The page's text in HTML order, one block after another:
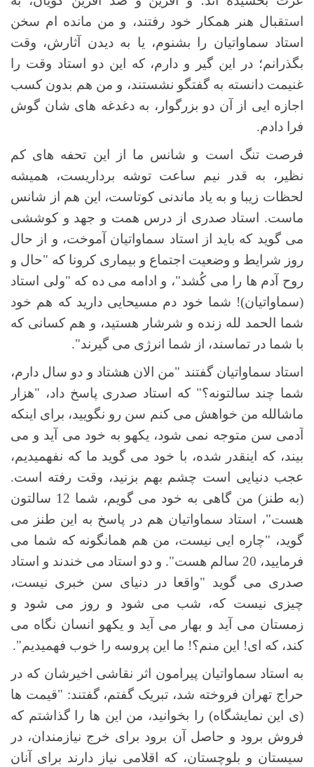
استقبال هنر همکار خود رفتند، و من مانده ام سخن
استاد سماواتیان را بشنوم، یا به دیدن آثارش، وقت
بگذرانم؛ در این گیر و دارم، که این دو استاد وقت را
غنیمت دانسته به گفتگو نشستند، و من هم بدون کسب
اجازه ایی از آن دو بزرگوار، به دغدغه های شان گوش
فرا دادم.
فرصت تنگ است و شانس ما از این تحفه های کم
نظیر، به قدر نیم ساعت توشه برداریست، همیشه
لحظات زیبا و به یاد ماندنی کوتاست، این هم از شانس
ماست. استاد صدری از درس همت و جهد و کوششی
می گوید که باید از استاد سماواتیان آموخت، و از حال
روز شرایط و وضعیت اجتماع و بیماری کرونا که "حال و
روح آدم ها را می کُشد"، و ادامه می ده که "ولی استاد
(سماواتیان)! شما خود دم مسیحایی دارید که هم خود
شما الحمد لله زنده و شرشار هستید، و هم کسانی که
با شما در تماسند، از شما انرژی می گیرند".
استاد سماواتیان گفتند "من الان هشتاد و دو سال دارم،
شما چند سالتونه؟" که استاد صدری پاسخ داد، "هزار
ماشالله من خواهش می کنم سن رو نگویید، برای اینکه
آدمی سن متوجه نمی شود، یکهو به خود می آید و می
بیند، که اینقدر شده، با خود می گوید ما که نفهمیدیم،
عجب دنیایی است چشم بهم بزنید، وقت رفته است.
(به طنز) من گاهی به خود می گویم، شما 12 سالتون
هست"، استاد سماواتیان هم در پاسخ به این طنز می
گوید، "چاره ایی نیست، من هم همانگونه که شما می
فرمایید، 20 سالم هست". و دو استاد می خندند و استاد
صدری می گوید "واقعا در دنیای سن خبری نیست،
چیزی نیست که، شب می شود و روز می شود و
زمستان می آید و بهار می آید و یکهو انسان نگاه می
کند، که ای! این منم؟! ما این پروسه را خوب فهمیدیم".
به استاد سماواتیان پیرامون اثر نقاشی اخیرشان که در
حراج تهران فروخته شد، تبریک گفتم، گفتند: "قیمت ها
(ی این نمایشگاه) را بخوانید، من این ها را گذاشتم که
فروش برود و حاصل آن برود برای خرج نیازمندان، در
سیستان و بلوچستان، که اقلامی نیاز دارند برای آنان